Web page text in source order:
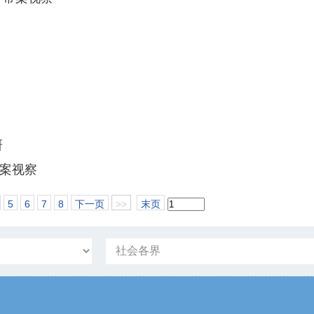
视察
5 6 7 8 下一页 >> 末页